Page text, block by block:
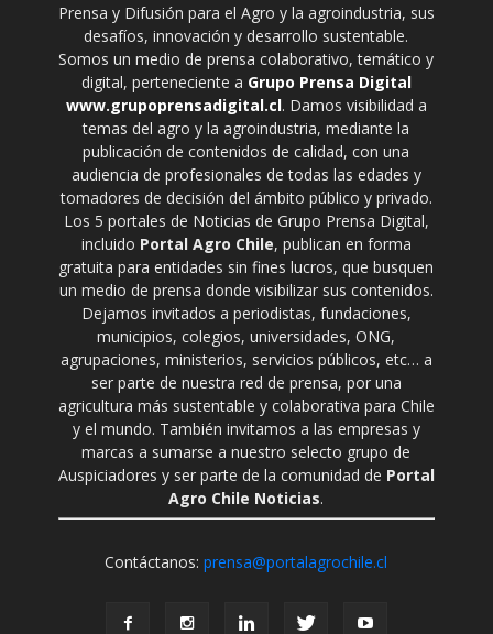
Prensa y Difusión para el Agro y la agroindustria, sus
desafíos, innovación y desarrollo sustentable.
Somos un medio de prensa colaborativo, temático y
digital, perteneciente a Grupo Prensa Digital
www.grupoprensadigital.cl. Damos visibilidad a
temas del agro y la agroindustria, mediante la
publicación de contenidos de calidad, con una
audiencia de profesionales de todas las edades y
tomadores de decisión del ámbito público y privado.
Los 5 portales de Noticias de Grupo Prensa Digital,
incluido Portal Agro Chile, publican en forma
gratuita para entidades sin fines lucros, que busquen
un medio de prensa donde visibilizar sus contenidos.
Dejamos invitados a periodistas, fundaciones,
municipios, colegios, universidades, ONG,
agrupaciones, ministerios, servicios públicos, etc… a
ser parte de nuestra red de prensa, por una
agricultura más sustentable y colaborativa para Chile
y el mundo. También invitamos a las empresas y
marcas a sumarse a nuestro selecto grupo de
Auspiciadores y ser parte de la comunidad de Portal
Agro Chile Noticias.
Contáctanos:prensa@portalagrochile.cl